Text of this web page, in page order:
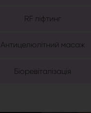
RF ліфтинг
Антицелюлітний масаж
Біоревіталізація